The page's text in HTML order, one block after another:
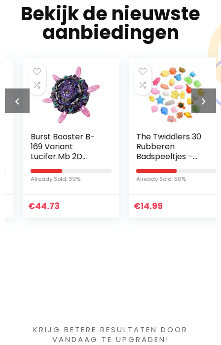
Bekijk de nieuwste
aanbiedingen
Burst Booster B-
169 Variant
Lucifer.Mb 2D
Starter Set
Already Sold: 39%
44.73
The Twiddlers 30
Rubberen
Badspeeltjes –
Drijvende
Boerderijdieren
voor Baby´s
Already Sold: 50%
14.99
KRIJG BETERE RESULTATEN DOOR
VANDAAG TE UPGRADEN!